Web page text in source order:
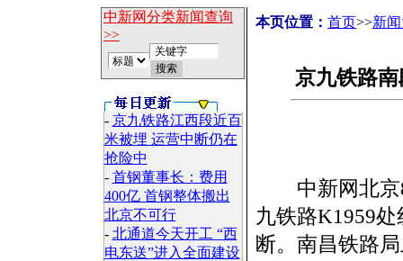
中新网分类新闻查询
>>
- 京九铁路江西段近百
米被埋 运营中断仍在
抢险中
- 首钢董事长：费用
400亿 首钢整体搬出
北京不可行
- 北通道今天开工 “西
电东送”进入全面建设
本页位置： 首页>>新
京九铁路
中新网北京8
九铁路K1959
断。南昌铁路